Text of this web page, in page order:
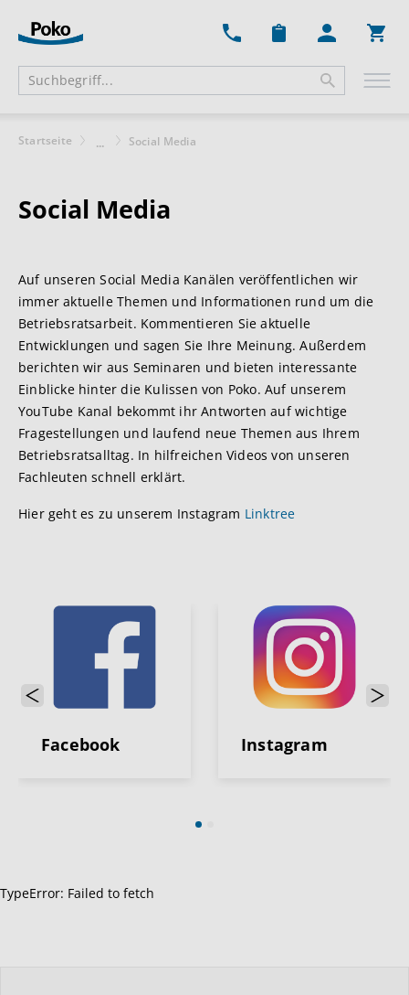
Startseite ... Social Media
Social Media
Auf unseren Social Media Kanälen veröffentlichen wir
immer aktuelle Themen und Informationen rund um die
Betriebsratsarbeit. Kommentieren Sie aktuelle
Entwicklungen und sagen Sie Ihre Meinung. Außerdem
berichten wir aus Seminaren und bieten interessante
Einblicke hinter die Kulissen von Poko. Auf unserem
YouTube Kanal bekommt ihr Antworten auf wichtige
Fragestellungen und laufend neue Themen aus Ihrem
Betriebsratsalltag. In hilfreichen Videos von unseren
Fachleuten schnell erklärt.
Hier geht es zu unserem Instagram Linktree
Facebook Instagram
Previous Next
TypeError: Failed to fetch